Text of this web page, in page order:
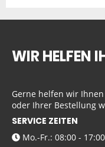
WIR HELFEN
Gerne helfen wir
oder Ihrer Bestellung
SERVICE ZEITEN
Mo.-Fr.: 08:00 -